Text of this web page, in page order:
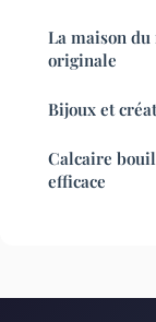
La maison du
originale
Bijoux et
Calcaire
efficace